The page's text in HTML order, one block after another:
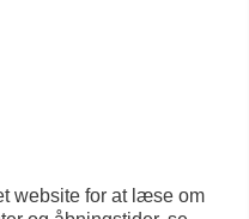
website for at læse om